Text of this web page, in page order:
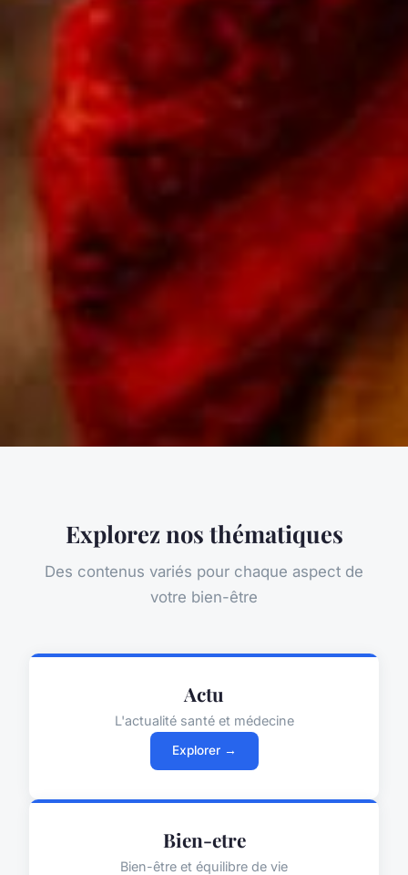
Explorez nos thématiques
Des contenus variés pour chaque aspect de
votre bien-être
Actu
L'actualité santé et médecine
Explorer →
Bien-etre
Bien-être et équilibre de vie